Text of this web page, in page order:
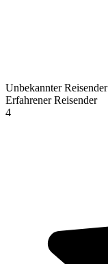
Unbekannter Reisender
Erfahrener Reisender
4